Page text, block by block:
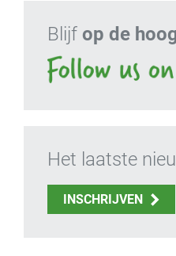
Blijf op de
Het laatste
INSCHRIJVEN